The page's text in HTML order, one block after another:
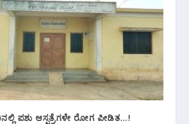
ಪಶು ಆಸ್ಪತ್ರೆಗಳೇ ರೋಗ ಪೀಡಿತ…!